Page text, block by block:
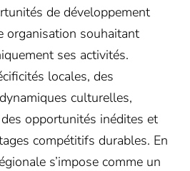
de développement
organisation souhaitant
ses activités.
locales, des
culturelles,
opportunités inédites et
compétitifs durables. En
s’impose comme un